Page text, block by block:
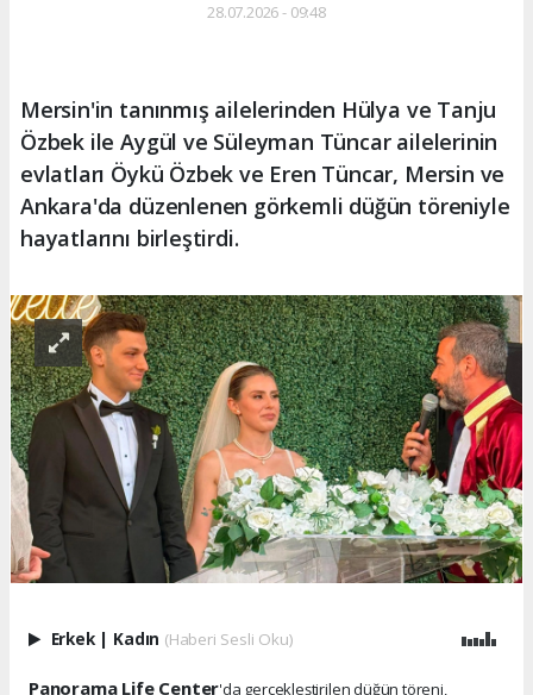
28.07.2026 - 09:48
Mersin'in tanınmış ailelerinden Hülya ve Tanju
Özbek ile Aygül ve Süleyman Tüncar ailelerinin
evlatları Öykü Özbek ve Eren Tüncar, Mersin ve
Ankara'da düzenlenen görkemli düğün töreniyle
hayatlarını birleştirdi.
Erkek | Kadın (Haberi Sesli Oku)
Panorama Life Center'da gerçekleştirilen düğün töreni,